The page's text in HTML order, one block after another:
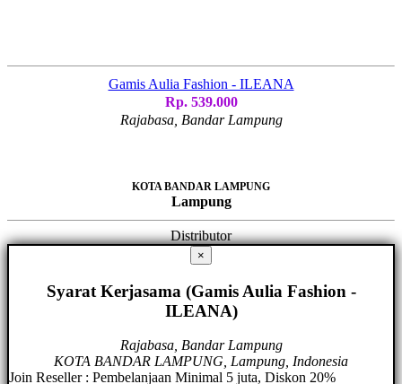
Gamis Aulia Fashion - ILEANA
Rp. 539.000
Rajabasa, Bandar Lampung
KOTA BANDAR LAMPUNG
Lampung
Distributor
×
Syarat Kerjasama (Gamis Aulia Fashion -
ILEANA)
Rajabasa, Bandar Lampung
KOTA BANDAR LAMPUNG, Lampung, Indonesia
Join Reseller : Pembelanjaan Minimal 5 juta, Diskon 20%